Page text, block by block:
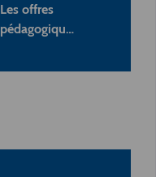
Les offres
pédagogiqu…